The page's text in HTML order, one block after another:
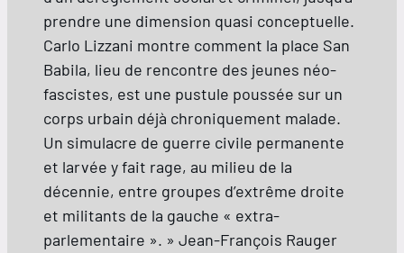
prendre une dimension quasi conceptuelle.
Carlo Lizzani montre comment la place San
Babila, lieu de rencontre des jeunes néo-
fascistes, est une pustule poussée sur un
corps urbain déjà chroniquement malade.
Un simulacre de guerre civile permanente
et larvée y fait rage, au milieu de la
décennie, entre groupes d’extrême droite
et militants de la gauche « extra-
parlementaire ». » Jean-François Rauger